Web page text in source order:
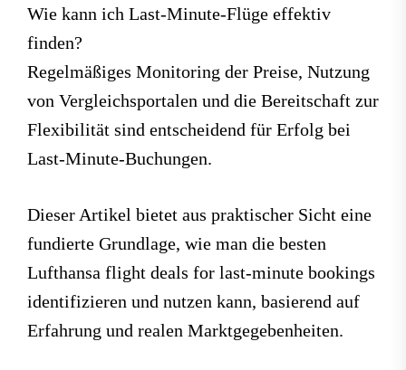
Wie kann ich Last-Minute-Flüge effektiv
finden?
Regelmäßiges Monitoring der Preise, Nutzung
von Vergleichsportalen und die Bereitschaft zur
Flexibilität sind entscheidend für Erfolg bei
Last-Minute-Buchungen.
Dieser Artikel bietet aus praktischer Sicht eine
fundierte Grundlage, wie man die besten
Lufthansa flight deals for last-minute bookings
identifizieren und nutzen kann, basierend auf
Erfahrung und realen Marktgegebenheiten.